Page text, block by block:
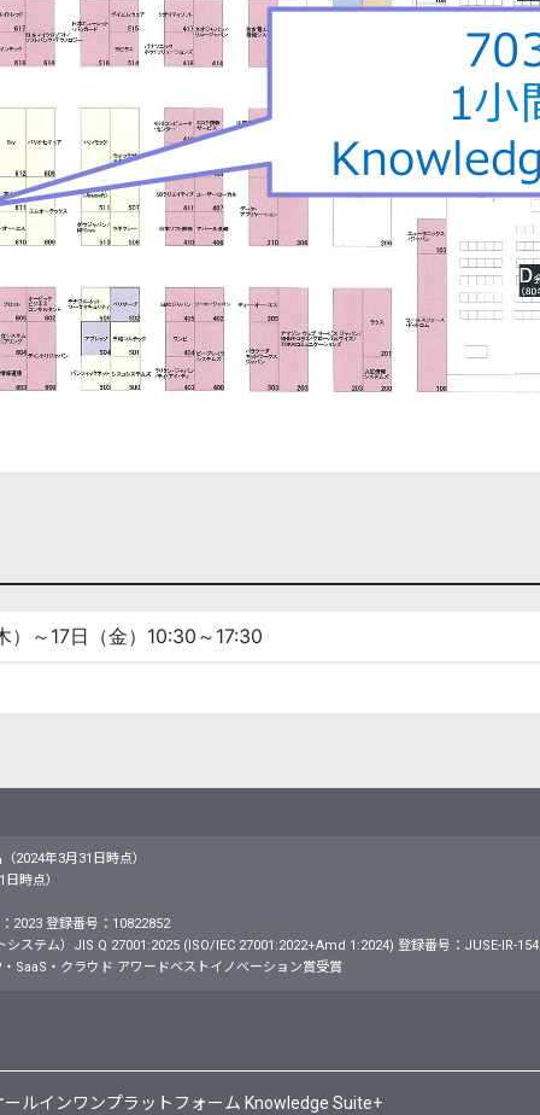
～17日（金） 10:30～17:30
2024年3月31日時点）
時点）
2023 登録番号：10822852
ステム）JIS Q 27001:2025 (ISO/IEC 27001:2022+Amd 1:2024) 登録番号：JUSE-IR-154
SaaS・クラウド アワードベストイノベーション賞受賞
ルインワンプラットフォーム Knowledge Suite+